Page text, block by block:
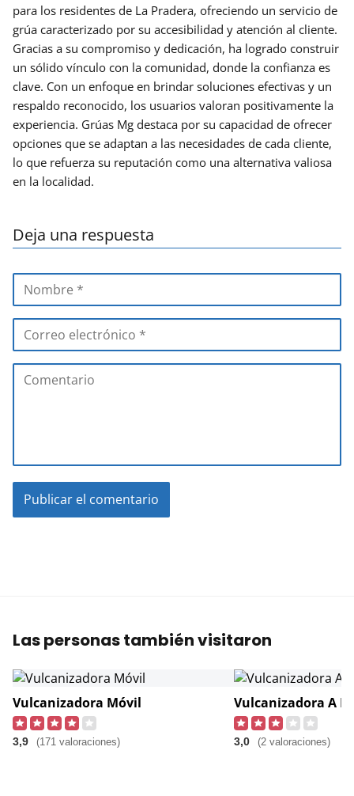
para los residentes de La Pradera, ofreciendo un servicio de
grúa caracterizado por su accesibilidad y atención al cliente.
Gracias a su compromiso y dedicación, ha logrado construir
un sólido vínculo con la comunidad, donde la confianza es
clave. Con un enfoque en brindar soluciones efectivas y un
respaldo reconocido, los usuarios valoran positivamente la
experiencia. Grúas Mg destaca por su capacidad de ofrecer
opciones que se adaptan a las necesidades de cada cliente,
lo que refuerza su reputación como una alternativa valiosa
en la localidad.
Deja una respuesta
Las personas también visitaron
Vulcanizadora Móvil
3,9 (171 valoraciones) 3,0 (2 valoraciones)